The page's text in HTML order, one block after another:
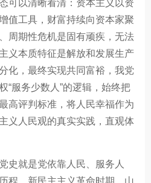
以清晰看清：资本主义以资
值工具，财富持续向资本家聚
周期性危机是固有顽疾，无法
义本质特征是解放和发展生产
化，最终实现共同富裕，我党
“服务少数人”的逻辑，始终把
高评判标准，将人民幸福作为
义人民观的真实实践，直观体
就是党依靠人民、服务人
程。新民主主义革命时期，山